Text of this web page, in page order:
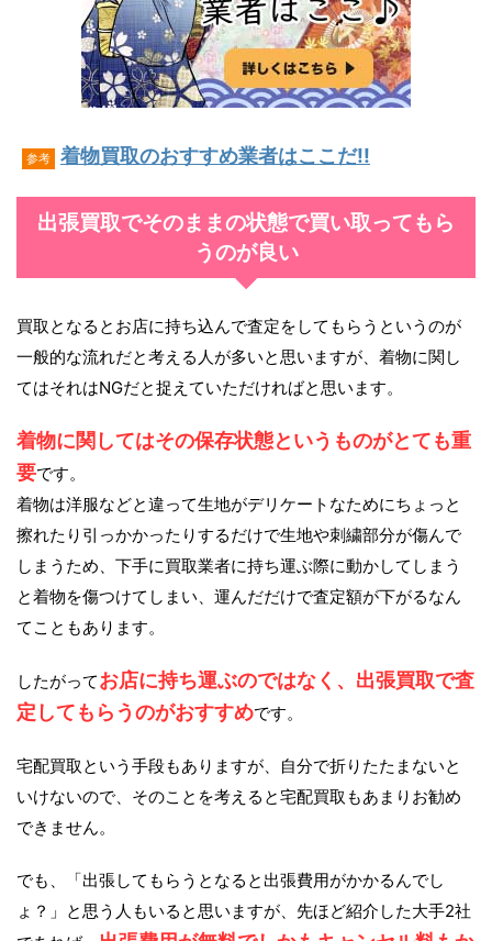
参考 着物買取のおすすめ業者はここだ!!
出張買取でそのままの状態で買い取ってもら
うのが良い
買取となるとお店に持ち込んで査定をしてもらうというのが
一般的な流れだと考える人が多いと思いますが、着物に関し
てはそれはNGだと捉えていただければと思います。
着物に関してはその保存状態というものがとても重
要です。
着物は洋服などと違って生地がデリケートなためにちょっと
擦れたり引っかかったりするだけで生地や刺繍部分が傷んで
しまうため、下手に買取業者に持ち運ぶ際に動かしてしまう
と着物を傷つけてしまい、運んだだけで査定額が下がるなん
てこともあります。
したがってお店に持ち運ぶのではなく、出張買取で査
定してもらうのがおすすめです。
宅配買取という手段もありますが、自分で折りたたまないと
いけないので、そのことを考えると宅配買取もあまりお勧め
できません。
でも、「出張してもらうとなると出張費用がかかるんでし
ょ？」と思う人もいると思いますが、先ほど紹介した大手2社